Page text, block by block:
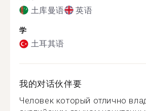
土库曼语 英语
学
土耳其语
我的对话伙伴要
Человек который отлично